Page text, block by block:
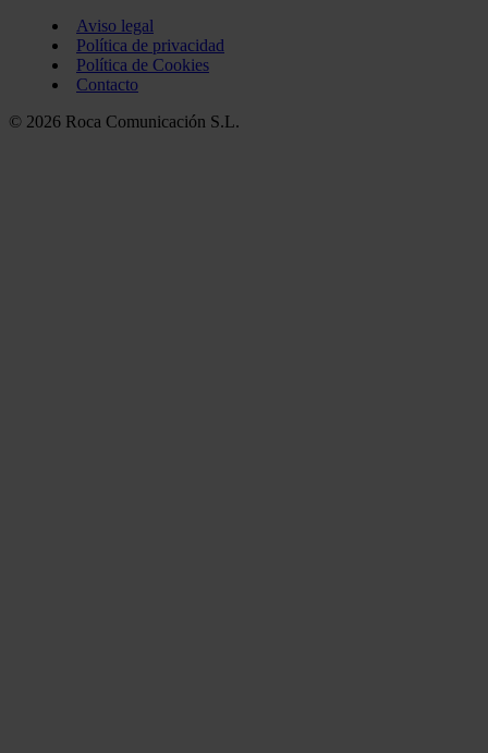
Aviso legal
Política de privacidad
Política de Cookies
Contacto
© 2026 Roca Comunicación S.L.